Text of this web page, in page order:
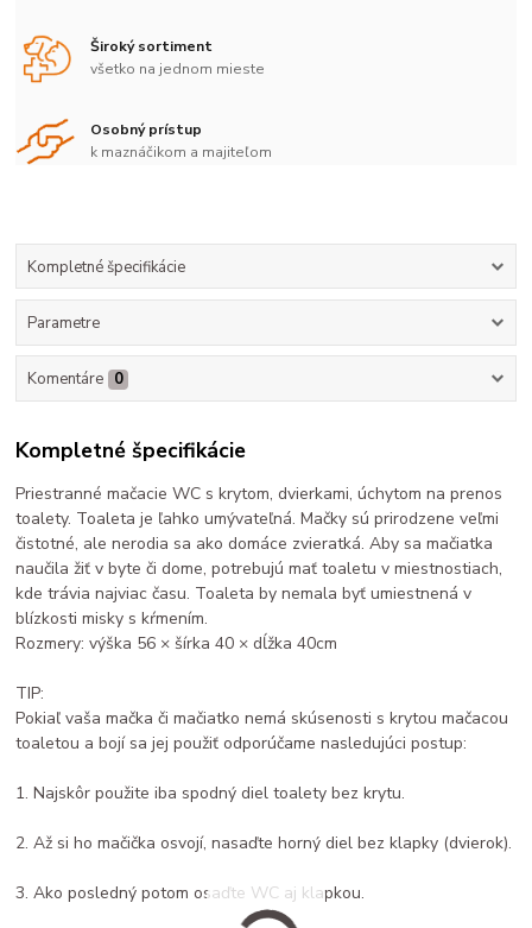
Široký sortiment
všetko na jednom mieste
Osobný prístup
k maznáčikom a majiteľom
Kompletné špecifikácie
Parametre
Komentáre 0
Kompletné špecifikácie
Priestranné mačacie WC s krytom, dvierkami, úchytom na prenos
toalety. Toaleta je ľahko umývateľná. Mačky sú prirodzene veľmi
čistotné, ale nerodia sa ako domáce zvieratká. Aby sa mačiatka
naučila žiť v byte či dome, potrebujú mať toaletu v miestnostiach,
kde trávia najviac času. Toaleta by nemala byť umiestnená v
blízkosti misky s kŕmením.
Rozmery: výška 56 × šírka 40 × dĺžka 40cm
TIP:
Pokiaľ vaša mačka či mačiatko nemá skúsenosti s krytou mačacou
toaletou a bojí sa jej použiť odporúčame nasledujúci postup:
1. Najskôr použite iba spodný diel toalety bez krytu.
2. Až si ho mačička osvojí, nasaďte horný diel bez klapky (dvierok).
3. Ako posledný potom osaďte WC aj klapkou.